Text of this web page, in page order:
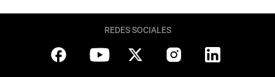
REDES SOCIALES